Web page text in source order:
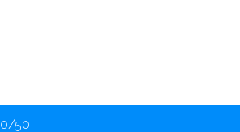
50